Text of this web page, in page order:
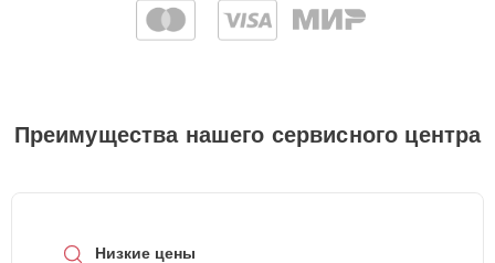
Преимущества нашего сервисного центра
Низкие цены